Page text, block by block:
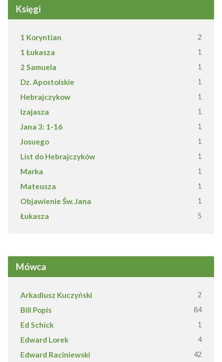
Księgi
1 Koryntian 2
1 Łukasza 1
2 Samuela 1
Dz. Apostolskie 1
Hebrajczykow 1
Izajasza 1
Jana 3: 1-16 1
Josuego 1
List do Hebrajczyków 1
Marka 1
Mateusza 1
Objawienie Św. Jana 1
Łukasza 5
Mówca
Arkadiusz Kuczyński 2
Bill Popis 84
Ed Schick 1
Edward Lorek 4
Edward Raciniewski 42